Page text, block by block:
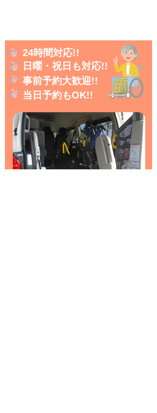
24時間対応!!
日曜・祝日も対応!!
事前予約大歓迎!!
当日予約もOK!!